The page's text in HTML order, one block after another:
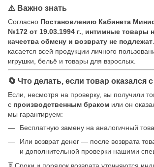
⚠️ Важно знать
Согласно Постановлению Кабинета
№172 от 19.03.1994 г.
интимные товары
качества обмену и возврату не подлежат
касается всей продукции личного
игрушки, бельё и товары для взрослых.
🔄 Что делать, если товар оказался
Если, несмотря на проверку, вы получили
с производственным браком или он
мы гарантируем:
Бесплатную замену на аналогичный
Или возврат денег — после возврата
и дополнительной проверки нашими
⏳ Сроки и порядок возврата уточняются